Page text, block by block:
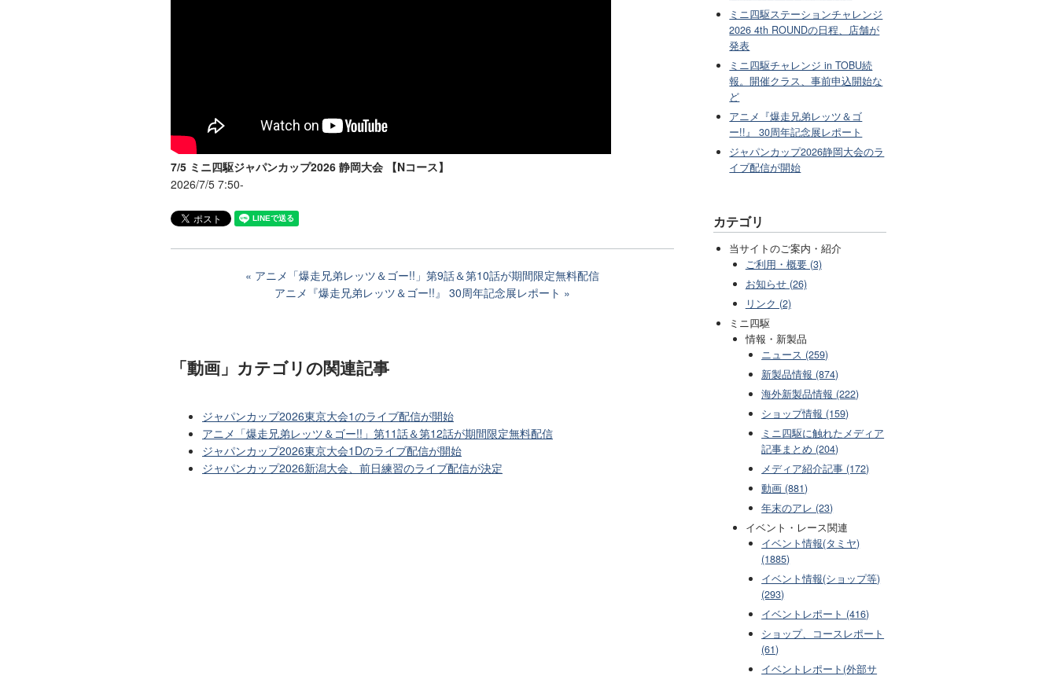
7/5 ミニ四駆ジャパンカップ2026 静岡大会 【Nコース】
2026/7/5 7:50-
アニメ「爆走兄弟レッツ＆ゴー!!」第9話＆第10話が期間限定無料配信
アニメ『爆走兄弟レッツ＆ゴー!!』 30周年記念展レポート
「動画」カテゴリの関連記事
ジャパンカップ2026東京大会1のライブ配信が開始
アニメ「爆走兄弟レッツ＆ゴー!!」第11話＆第12話が期間限定無料配信
ジャパンカップ2026東京大会1Dのライブ配信が開始
ジャパンカップ2026新潟大会、前日練習のライブ配信が決定
ミニ四駆ステーションチャレンジ
2026 4th ROUNDの日程、店舗が
発表
ミニ四駆チャレンジ in TOBU続
報。開催クラス、事前申込開始な
ど
アニメ『爆走兄弟レッツ＆ゴ
ー!!』 30周年記念展レポート
ジャパンカップ2026静岡大会のラ
イブ配信が開始
カテゴリ
当サイトのご案内・紹介
ご利用・概要 (3)
お知らせ (26)
リンク (2)
ミニ四駆
情報・新製品
ニュース (259)
新製品情報 (874)
海外新製品情報 (222)
ショップ情報 (159)
ミニ四駆に触れたメディア
記事まとめ (204)
メディア紹介記事 (172)
動画 (881)
年末のアレ (23)
イベント・レース関連
イベント情報(タミヤ)
(1885)
イベント情報(ショップ等)
(293)
イベントレポート (416)
ショップ、コースレポート
(61)
イベントレポート(外部サ